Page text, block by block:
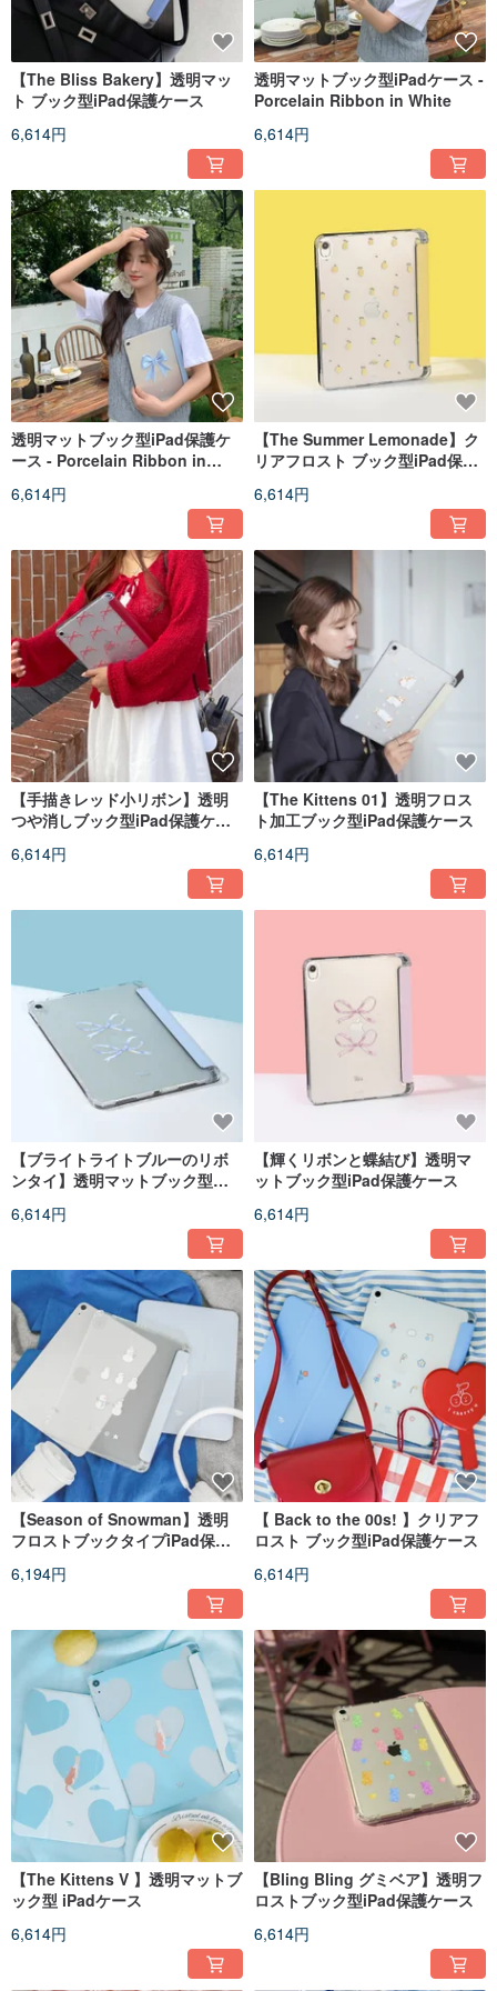
【The Bliss Bakery】透明マッ
ト ブック型iPad保護ケース
6,614円
透明マットブック型iPadケース -
Porcelain Ribbon in White
6,614円
透明マットブック型iPad保護ケ
ース - Porcelain Ribbon in
6,614円
【The Summer Lemonade】ク
リアフロスト ブック型iPad保護
6,614円
【手描きレッド小リボン】透明
つや消しブック型iPad保護ケー
6,614円
【The Kittens 01】透明フロス
ト加工ブック型iPad保護ケース
6,614円
【ブライトライトブルーのリボ
ンタイ】透明マットブック型
6,614円
【輝くリボンと蝶結び】透明マ
ットブック型iPad保護ケース
6,614円
【Season of Snowman】透明
フロストブックタイプiPad保護
6,194円
【 Back to the 00s! 】クリアフ
ロスト ブック型iPad保護ケース
6,614円
【The Kittens V 】透明マットブ
ック型 iPadケース
6,614円
【Bling Bling グミベア】透明フ
ロストブック型iPad保護ケース
6,614円